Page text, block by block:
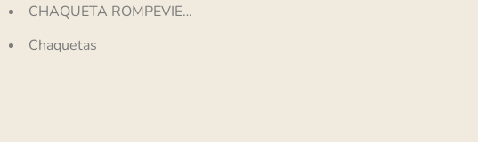
CHAQUETA ROMPEVIENTOS
Chaquetas